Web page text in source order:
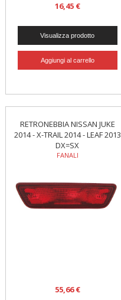
16,45 €
RETRONEBBIA NISSAN JUKE
2014 - X-TRAIL 2014 - LEAF 2013
DX=SX
FANALI
55,66 €